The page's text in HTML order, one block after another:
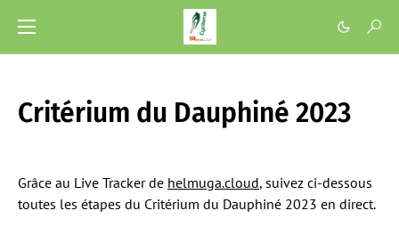
Critérium du Dauphiné 2023
Grâce au Live Tracker de helmuga.cloud, suivez ci-dessous
toutes les étapes du Critérium du Dauphiné 2023 en direct.